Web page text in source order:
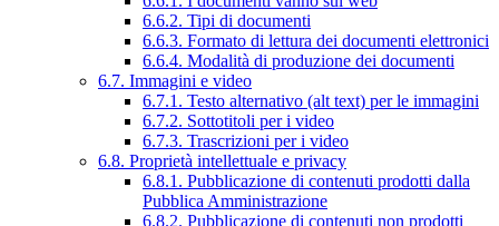
6.6.2. Tipi di documenti
6.6.3. Formato di lettura dei documenti elettronici
6.6.4. Modalità di produzione dei documenti
6.7. Immagini e video
6.7.1. Testo alternativo (alt text) per le immagini
6.7.2. Sottotitoli per i video
6.7.3. Trascrizioni per i video
6.8. Proprietà intellettuale e privacy
6.8.1. Pubblicazione di contenuti prodotti dalla
Pubblica Amministrazione
6.8.2. Pubblicazione di contenuti non prodotti